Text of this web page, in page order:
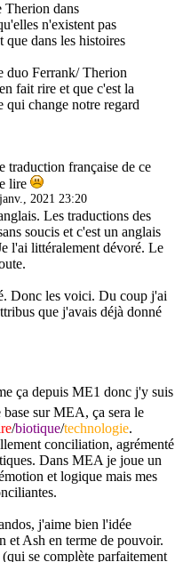
Therion dans
n'existent pas
que dans les histoires
duo Ferrank/ Therion
fait rire et que c'est la
qui change notre regard
traduction française de ce
lire
2021 23:20
Les traductions des
soucis et c'est un anglais
l'ai littéralement dévoré. Le
Donc les voici. Du coup j'ai
que j'avais déjà donné
ça depuis ME1 donc j'y suis
base sur MEA, ça sera le
/biotique/technologie.
conciliation, agrémenté
Dans MEA je joue un
et logique mais mes
j'aime bien l'idée
et Ash en terme de pouvoir.
se complète parfaitement